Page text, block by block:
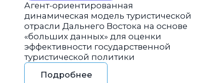
Агент-ориентированная
динамическая модель туристической
отрасли Дальнего Востока на основе
«больших данных» для оценки
эффективности государственной
туристической политики
Подробнее